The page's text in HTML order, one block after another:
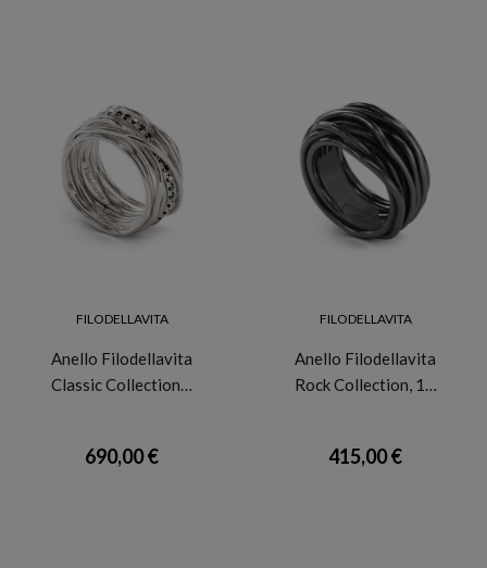
FILODELLAVITA
Anello Filodellavita
Classic Collection…
690,00 €
FILODELLAVITA
Anello Filodellavita
Rock Collection, 1…
415,00 €